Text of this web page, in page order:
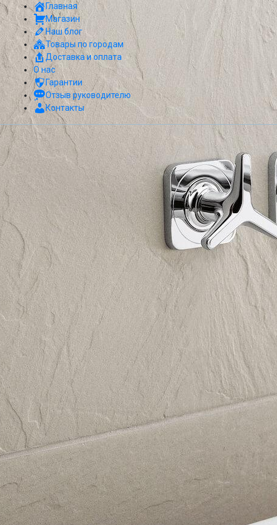
Главная
Магазин
Наш блог
Товары по городам
Доставка и оплата
О нас
Гарантии
Отзыв руководителю
Контакты